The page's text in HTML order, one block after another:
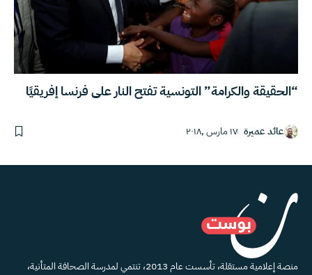
“الحقيقة والكرامة” التونسية تفتح النار على فرنسا إفريقيًا
عائد عميرة ١٧ مارس ,٢٠١٨
منصة إعلامية مستقلة، تأسست عام 2013، تنتمي لمدرسة الصحافة المتأنية،